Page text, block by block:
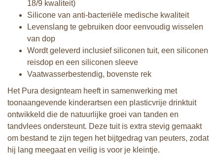
18/9 kwaliteit)
Silicone van anti-bacteriële medische kwaliteit
Levenslang te gebruiken door eenvoudig wisselen
van dop
Wordt geleverd inclusief siliconen tuit, een siliconen
reisdop en een siliconen sleeve
Vaatwasserbestendig, bovenste rek
Het Pura designteam heeft in samenwerking met
toonaangevende kinderartsen een plasticvrije drinktuit
ontwikkeld die de natuurlijke groei van tanden en
tandvlees ondersteunt. Deze tuit is extra stevig gemaakt
om bestand te zijn tegen het bijtgedrag van peuters, zodat
hij lang meegaat en veilig is voor je kleintje.